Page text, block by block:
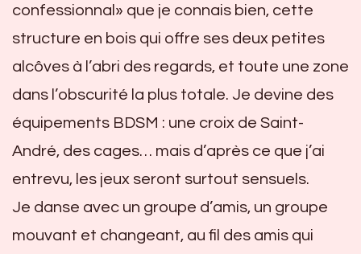
confessionnal» que je connais bien, cette
structure en bois qui offre ses deux petites
alcôves à l’abri des regards, et toute une zone
dans l’obscurité la plus totale. Je devine des
équipements BDSM : une croix de Saint-
André, des cages… mais d’après ce que j’ai
entrevu, les jeux seront surtout sensuels.
Je danse avec un groupe d’amis, un groupe
mouvant et changeant, au fil des amis qui